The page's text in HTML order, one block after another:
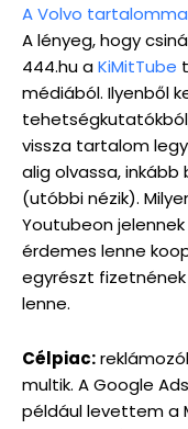
A Volvo
A lényeg, hogy
444.hu aKiMitTube
médiából. Ilyenből
vissza tartalom
alig olvassa,
(utóbbi nézik).
Youtubeon
érdemes lenne
egyrészt
lenne.
Célpiac:
multik. A Google
például levettem a